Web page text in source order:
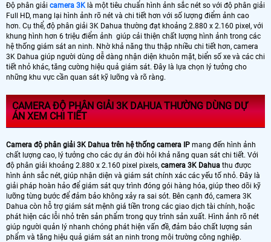
Độ phân giải camera 3K là một tiêu chuẩn hình ảnh sắc nét so với độ phân giải
Full HD, mang lại hình ảnh rõ nét và chi tiết hơn với số lượng điểm ảnh cao
hơn. Cụ thể, độ phân giải 3K Dahua thường đạt khoảng 2.880 x 2.160 pixel, với
khung hình hơn 6 triệu điểm ảnh giúp cải thiện chất lượng hình ảnh trong các
hệ thống giám sát an ninh. Nhờ khả năng thu thập nhiều chi tiết hơn, camera
3K Dahua giúp người dùng dễ dàng nhận diện khuôn mặt, biển số xe và các chi
tiết nhỏ khác, tăng cường hiệu quả giám sát. Đây là lựa chọn lý tưởng cho
những khu vực cần quan sát kỹ lưỡng và rõ ràng.
CAMERA ĐỘ PHÂN GIẢI 3K DAHUA THƯỜNG DÙNG DỰ
ÁN XEM CHI TIẾT
Camera độ phân giải 3K Dahua trên hệ thống camera IP mang đến hình ảnh
chất lượng cao, lý tưởng cho các dự án đòi hỏi khả năng quan sát chi tiết. Với
độ phân giải khoảng 2.880 x 2.160 pixel pixels, camera 3K Dahua thu được
hình ảnh sắc nét, giúp nhận diện và giám sát chính xác các yếu tố nhỏ. Đây là
giải pháp hoàn hảo để giám sát quy trình đóng gói hàng hóa, giúp theo dõi kỹ
lưỡng từng bước để đảm bảo không xảy ra sai sót. Bên cạnh đó, camera 3K
Dahua còn hỗ trợ giám sát mệnh giá tiền trong các giao dịch tài chính, hoặc
phát hiện các lỗi nhỏ trên sản phẩm trong quy trình sản xuất. Hình ảnh rõ nét
giúp người quản lý nhanh chóng phát hiện vấn đề, đảm bảo chất lượng sản
phẩm và tăng hiệu quả giám sát an ninh trong môi trường công nghiệp.